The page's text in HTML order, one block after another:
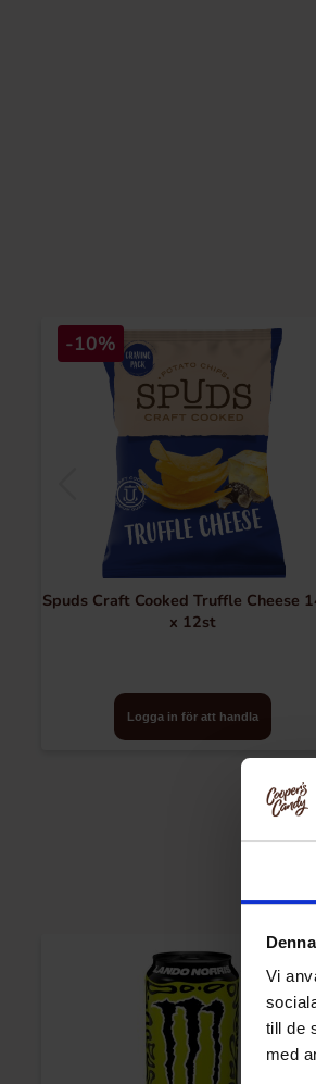
Vi
till de
med
-10%
Spuds Craft Cooked Truffle Cheese
x 12st
Logga in för att handla